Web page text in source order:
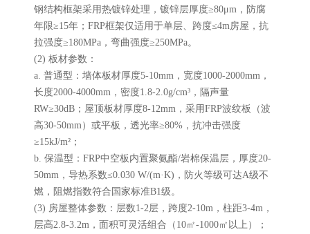
钢结构框架采用热镀锌处理，镀锌层厚度≥80μm，防腐
年限≥15年；FRP框架仅适用于单层、跨度≤4m房屋，抗
拉强度≥180MPa，弯曲强度≥250MPa。
(2) 板材参数：
a. 普通型：墙体板材厚度5-10mm，宽度1000-2000mm，
长度2000-4000mm，密度1.8-2.0g/cm³，隔声量
RW≥30dB；屋顶板材厚度8-12mm，采用FRP波纹板（波
高30-50mm）或平板，透光率≥80%，抗冲击强度
≥15kJ/m²；
b. 保温型：FRP中空板内置聚氨酯/岩棉保温层，厚度20-
50mm，导热系数≤0.030 W/(m·K)，防火等级可达A级不
燃，阻燃指数符合国家标准B1级。
(3) 房屋整体参数：层数1-2层，跨度2-10m，柱距3-4m，
层高2.8-3.2m，面积可灵活组合（10㎡-1000㎡以上）；